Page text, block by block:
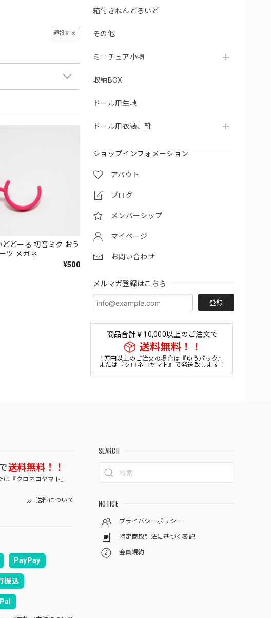
箱付きねんどろいど
その他
ミニチュア小物
収納BOX
ドール用生地
ドール用衣装、靴
ショップインフォメーション
アバウト
ブログ
メンバーシップ
マイページ
お問い合わせ
メルマガ登録はこちら
登録
商品合計￥10,000以上のご注文で
送料無料！！
1万円以上のご注文の場合は『ゆうパック』
または『クロネコヤマト』で発送致します！
通報する
どどーる 初音ミク おう
ツ メガネ
¥500
送料無料！！
『クロネコヤマト』
送料について
PayPay
振込
SEARCH
NOTICE
プライバシーポリシー
特定商取引法に基づく表記
会員規約